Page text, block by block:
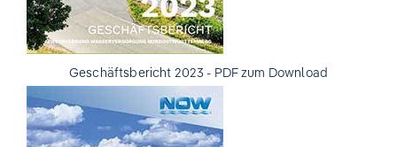
Geschäftsbericht 2023 - PDF zum Download